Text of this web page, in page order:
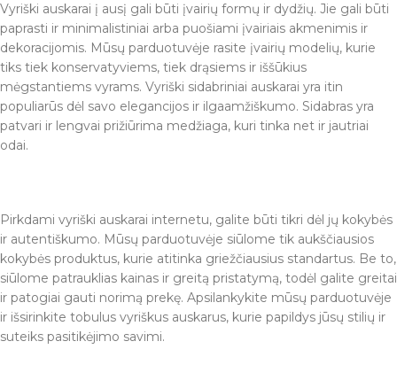
Vyriški auskarai į ausį gali būti įvairių formų ir dydžių. Jie gali būti
paprasti ir minimalistiniai arba puošiami įvairiais akmenimis ir
dekoracijomis. Mūsų parduotuvėje rasite įvairių modelių, kurie
tiks tiek konservatyviems, tiek drąsiems ir iššūkius
mėgstantiems vyrams. Vyriški sidabriniai auskarai yra itin
populiarūs dėl savo elegancijos ir ilgaamžiškumo. Sidabras yra
patvari ir lengvai prižiūrima medžiaga, kuri tinka net ir jautriai
odai.
Pirkdami vyriški auskarai internetu, galite būti tikri dėl jų kokybės
ir autentiškumo. Mūsų parduotuvėje siūlome tik aukščiausios
kokybės produktus, kurie atitinka griežčiausius standartus. Be to,
siūlome patrauklias kainas ir greitą pristatymą, todėl galite greitai
ir patogiai gauti norimą prekę. Apsilankykite mūsų parduotuvėje
ir išsirinkite tobulus vyriškus auskarus, kurie papildys jūsų stilių ir
suteiks pasitikėjimo savimi.